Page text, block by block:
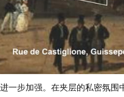
一步加强。在夹层的私密氛围